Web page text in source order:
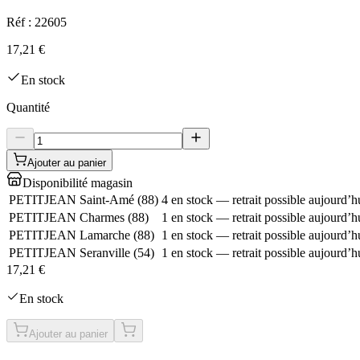
Réf : 22605
17,21 €
En stock
Quantité
Ajouter au panier
Disponibilité magasin
PETITJEAN Saint-Amé (88) 4 en stock — retrait possible
PETITJEAN Charmes (88)
1 en stock — retrait possible
PETITJEAN Lamarche (88) 1 en stock — retrait possible
PETITJEAN Seranville (54) 1 en stock — retrait possible
17,21 €
En stock
Ajouter au panier